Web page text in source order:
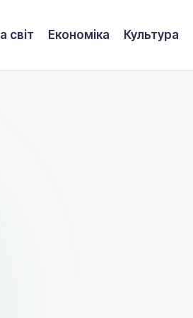
світ Економіка Культура